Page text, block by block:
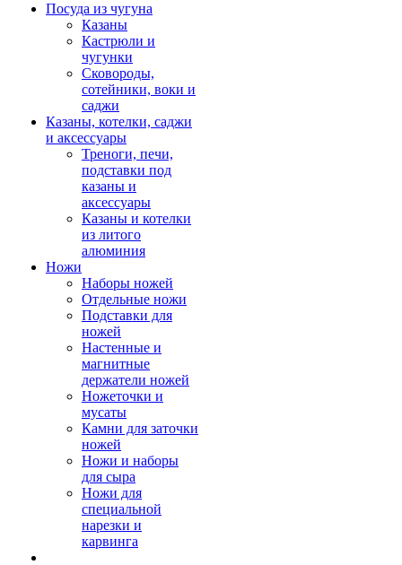
Посуда из чугуна
Казаны
Кастрюли и
чугунки
Сковороды,
сотейники, воки и
саджи
Казаны, котелки, саджи
и аксессуары
Треноги, печи,
подставки под
казаны и
аксессуары
Казаны и котелки
из литого
алюминия
Ножи
Наборы ножей
Отдельные ножи
Подставки для
ножей
Настенные и
магнитные
держатели ножей
Ножеточки и
мусаты
Камни для заточки
ножей
Ножи и наборы
для сыра
Ножи для
специальной
нарезки и
карвинга